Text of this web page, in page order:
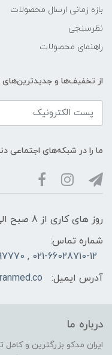
بازه زمانی ارسال محصولات
نظرسنجی
راهنمای محصولات
از تخفیف‌ها و جدیدترین‌های
ما را در شبکه‌های اجتماعی
روز های کاری از 8 صبح الی 17 پاسخگوی شما هستیم
شماره تماس:
021-66028710-12 , 09306297770 , 09104948010
آدرس ایمیل:
درباره ما
ایران مدکو بزرگترین و